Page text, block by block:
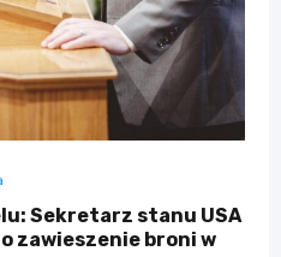
Sekretarz stanu USA
zawieszenie broni w